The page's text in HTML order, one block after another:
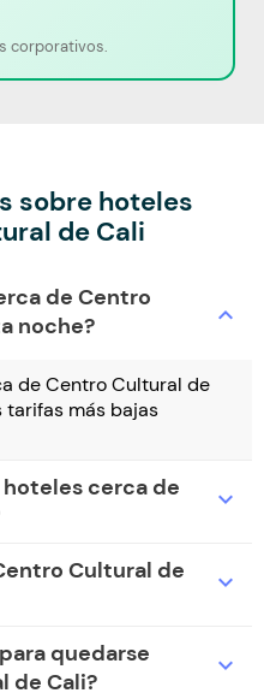
corporativos.
sobre hoteles
de Cali
de Centro
noche?
expand_more
de Centro Cultural de
tarifas más bajas
hoteles cerca de
expand_more
Cultural de
expand_more
quedarse
de Cali?
expand_more